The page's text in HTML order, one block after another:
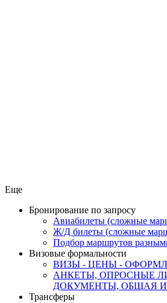
Еще
Бронирование по запросу
Авиабилеты (сложные
Ж/Д билеты (сложные
Подбор маршрутов
Визовые формальности
ВИЗЫ - ЦЕНЫ -
АНКЕТЫ, ОПРОСНЫЕ
ДОКУМЕНТЫ, ОБЩАЯ
Трансферы